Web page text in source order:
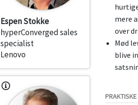
Espen Stokke
hyperConverged sales
specialist
Lenovo
mere
over
Mød
blive
PRAKTISKE